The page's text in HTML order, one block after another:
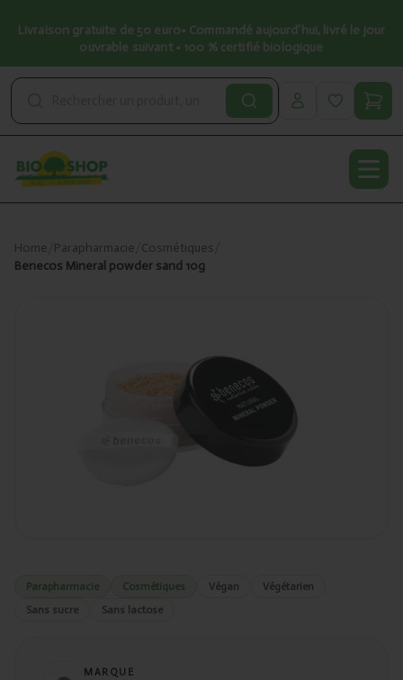
Livraison gratuite de 50 euro• Commandé aujourd’hui, livré le jour
ouvrable suivant • 100 % certifié biologique
Home Parapharmacie Cosmétiques
Benecos Mineral powder sand 10g
Parapharmacie Cosmétiques Végan
Végétarien
Sans sucre
Sans lactose
MARQUE